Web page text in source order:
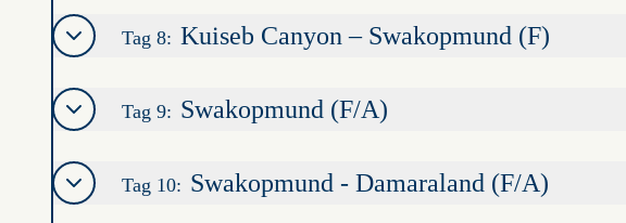
Tag 8: Kuiseb Canyon – Swakopmund (F)
Tag 9: Swakopmund (F/A)
Tag 10: Swakopmund - Damaraland (F/A)